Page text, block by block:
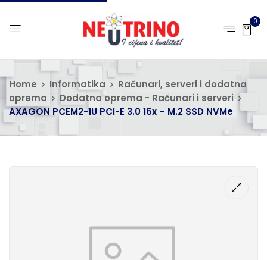
0
Home Informatika
Računari, serveri i dodatna
oprema
Dodatna oprema - Računari i serveri
AXAGON PCEM2-1U PCI-E 3.0 16x – M.2 SSD NVMe